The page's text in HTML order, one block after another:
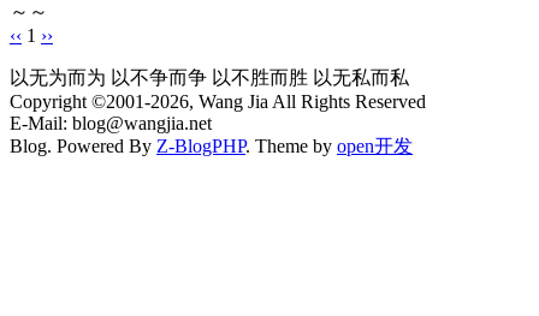
～～
‹‹ 1 ››
以无为而为 以不争而争 以不胜而胜 以无私而私
Copyright ©2001-2026, Wang Jia All Rights Reserved
E-Mail: blog@wangjia.net
Blog. Powered By Z-BlogPHP. Theme by open开发